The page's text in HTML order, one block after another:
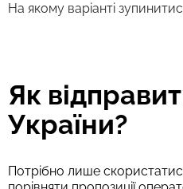
На якому варіанті
Як
України?
Потрібно лише